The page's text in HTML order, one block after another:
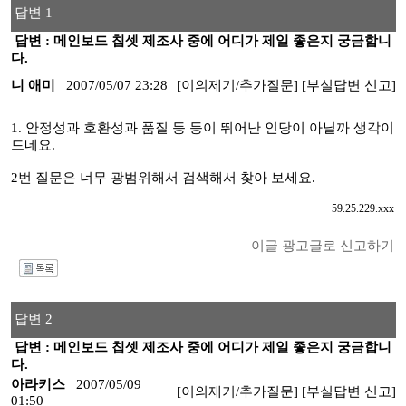
답변 1
답변 : 메인보드 칩셋 제조사 중에 어디가 제일 좋은지 궁금합니
다.
니 애미
2007/05/07 23:28 [이의제기/추가질문] [부실답변 신고]
1. 안정성과 호환성과 품질 등 등이 뛰어난 인당이 아닐까 생각이
드네요.
2번 질문은 너무 광범위해서 검색해서 찾아 보세요.
59.25.229.xxx
이글 광고글로 신고하기
답변 2
답변 : 메인보드 칩셋 제조사 중에 어디가 제일 좋은지 궁금합니
다.
아라키스
2007/05/09
01:50
[이의제기/추가질문] [부실답변 신고]